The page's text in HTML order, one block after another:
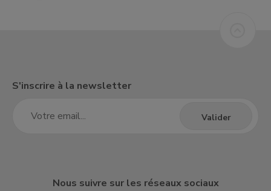
S'inscrire à la newsletter
Nous suivre sur les réseaux sociaux